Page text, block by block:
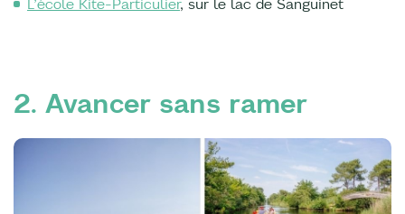
2. Avancer sans ramer